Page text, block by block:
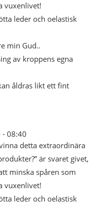
vuxenlivet!
leder och oelastisk
min Gud..
av kroppens egna
åldras likt ett fint
- 08:40
detta extraordinära
är svaret givet,
minska spåren som
vuxenlivet!
leder och oelastisk